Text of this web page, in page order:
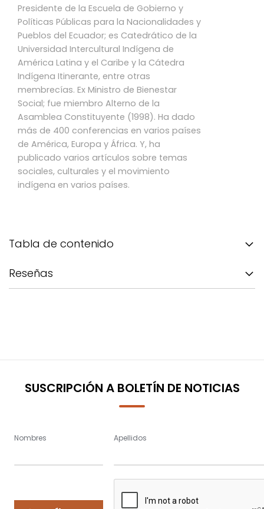
Presidente de la Escuela de Gobierno y
Políticas Públicas para la Nacionalidades y
Pueblos del Ecuador; es Catedrático de la
Universidad Intercultural Indígena de
América Latina y el Caribe y la Cátedra
Indígena Itinerante, entre otras
membrecías. Ex Ministro de Bienestar
Social; fue miembro Alterno de la
Asamblea Constituyente (1998). Ha dado
más de 400 conferencias en varios países
de América, Europa y África. Y, ha
publicado varios artículos sobre temas
sociales, culturales y el movimiento
indígena en varios países.
Tabla de contenido
Reseñas
SUSCRIPCIÓN A BOLETÍN DE NOTICIAS
Nombres Apellidos